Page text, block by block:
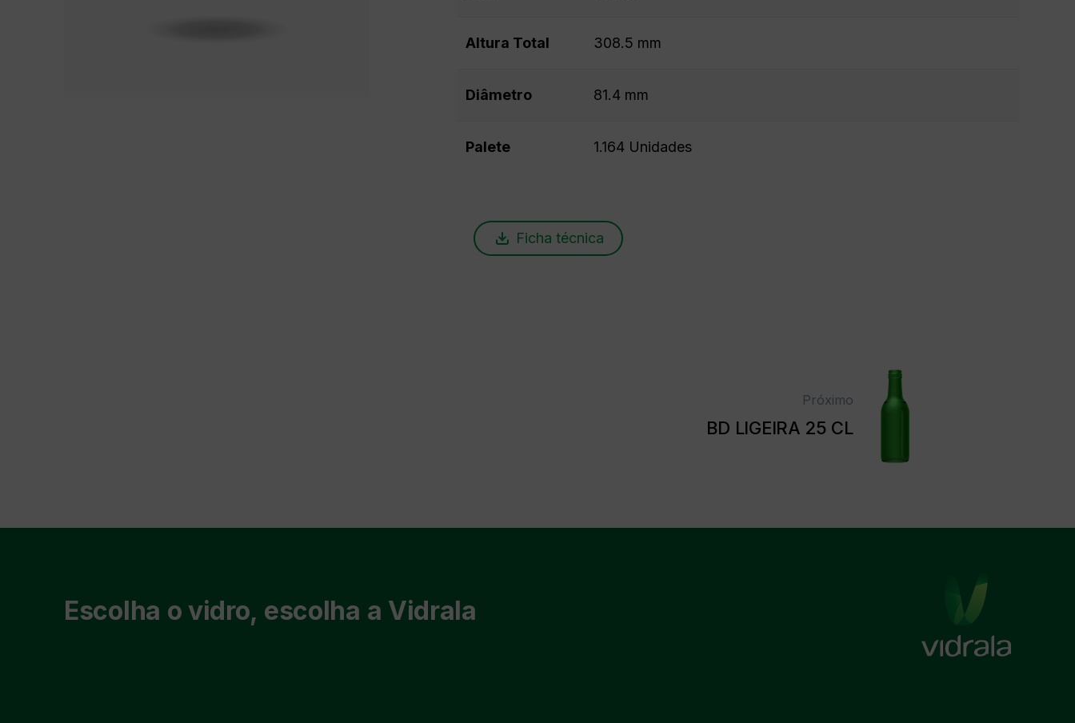
Altura Total 308.5 mm
Diâmetro 81.4 mm
Palete 1.164 Unidades
Ficha técnica
Próximo
BD LIGEIRA 25 CL
Escolha o vidro, escolha a Vidrala